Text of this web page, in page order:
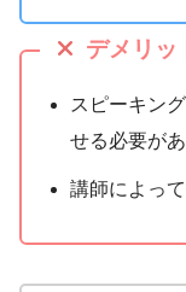
デメリッ
スピーキン
せる必要が
講師によっ